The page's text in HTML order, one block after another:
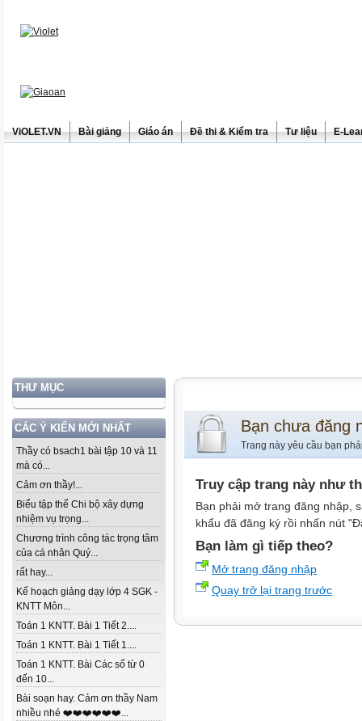
ViOLET.VN Bài giảng Giáo án Đề thi & Kiểm tra Tư liệu E-
THƯ MỤC
CÁC Ý KIẾN MỚI NHẤT
Thầy có bsach1 bài tập 10 và 11
mà có...
Cảm ơn thầy!...
Biểu tập thể Chi bộ xây dựng
nhiệm vụ trọng...
Chương trình công tác trọng tâm
của cá nhân Quý...
rất hay...
Kế hoạch giảng dạy lớp 4 SGK -
KNTT Môn...
Toán 1 KNTT. Bài 1 Tiết 2....
Toán 1 KNTT. Bài 1 Tiết 1....
Toán 1 KNTT. Bài Các số từ 0
đến 10...
Bài soạn hay. Cảm ơn thầy Nam
nhiều nhé ❤️❤️❤️❤️❤️❤️...
Bạn chưa đăng
Trang này yêu cầu bạn
Truy cập trang này như
Bạn phải mở trang đăng nhập,
khẩu đã đăng ký rồi nhấn nút
Bạn làm gì tiếp theo?
Mở trang đăng nhập
Quay trở lại trang trước